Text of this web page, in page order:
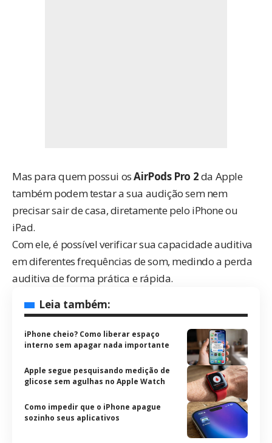
Mas para quem possui osAirPods Pro 2da Apple
também podem testar a sua audição sem nem
precisar sair de casa, diretamente pelo iPhone ou
iPad.
Com ele, é possível verificar sua capacidade auditiva
em diferentes frequências de som, medindo a perda
auditiva de forma prática e rápida.
Leia também:
iPhone cheio? Como liberar espaço
interno sem apagar nada importante
Apple segue pesquisando medição de
glicose sem agulhas no Apple Watch
Como impedir que o iPhone apague
sozinho seus aplicativos